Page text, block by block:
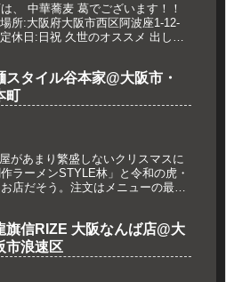
、 中華蕎麦 葛でございます！！
所:大阪府大阪市西区阿波座1-12-
休日:日祝 久世のオススメ 出し蕎
スタイル谷本家@大阪市・
町
があまり繁盛しないクリスマスに
ラーメンSTYLE林」と令和の虎・
店だそう。注文はメニューの最初
旗信RIZE 大阪なんば店@大
市浪速区